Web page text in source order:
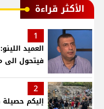
الأكثر قراءة
1
العميد
فيتحول الى
2
إليكم حصيلة